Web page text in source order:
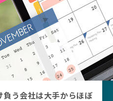
う会社は大手からほぼ